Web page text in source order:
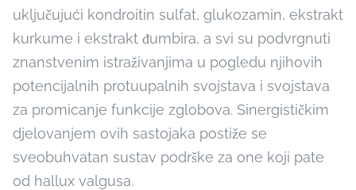
uključujući kondroitin sulfat, glukozamin, ekstrakt
kurkume i ekstrakt đumbira, a svi su podvrgnuti
znanstvenim istraživanjima u pogledu njihovih
potencijalnih protuupalnih svojstava i svojstava
za promicanje funkcije zglobova. Sinergističkim
djelovanjem ovih sastojaka postiže se
sveobuhvatan sustav podrške za one koji pate
od hallux valgusa.